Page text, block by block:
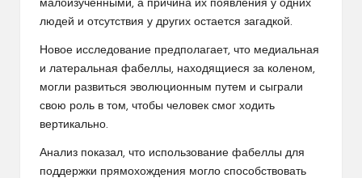
малоизученными, а причина их появления у одних
людей и отсутствия у других остается загадкой.
Новое исследование предполагает, что медиальная
и латеральная фабеллы, находящиеся за коленом,
могли развиться эволюционным путем и сыграли
свою роль в том, чтобы человек смог ходить
вертикально.
Анализ показал, что использование фабеллы для
поддержки прямохождения могло способствовать